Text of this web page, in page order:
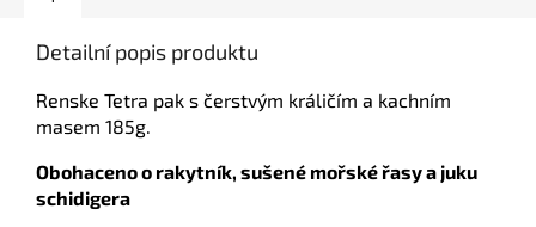
Detailní popis produktu
Renske Tetra pak s čerstvým králičím a kachním
masem 185g.
Obohaceno o rakytník, sušené mořské řasy a juku
schidigera